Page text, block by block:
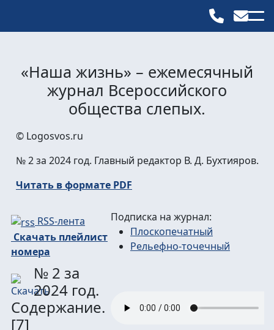
«Наша жизнь» – ежемесячный
журнал Всероссийского
общества слепых.
© Logosvos.ru
№ 2 за 2024 год. Главный редактор В. Д. Бухтияров.
Читать в формате PDF
RSS-лента
Скачать плейлист
номера
Подписка на журнал:
Плоскопечатный
Рельефно-точечный
№ 2 за
2024 год.
Содержание.
[7]